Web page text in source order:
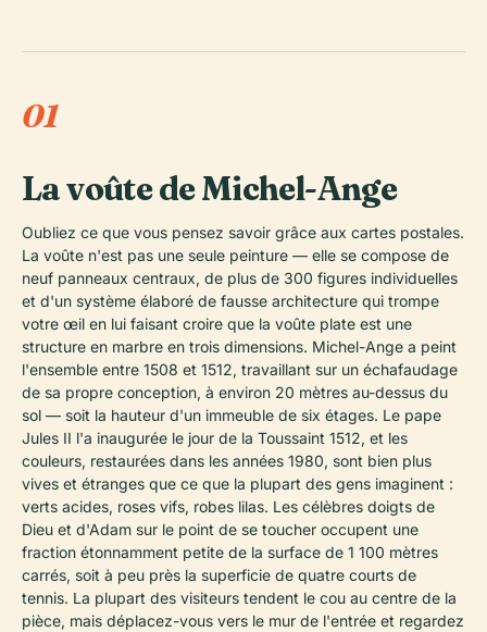
01
La voûte de Michel-Ange
Oubliez ce que vous pensez savoir grâce aux cartes postales.
La voûte n'est pas une seule peinture — elle se compose de
neuf panneaux centraux, de plus de 300 figures individuelles
et d'un système élaboré de fausse architecture qui trompe
votre œil en lui faisant croire que la voûte plate est une
structure en marbre en trois dimensions. Michel-Ange a peint
l'ensemble entre 1508 et 1512, travaillant sur un échafaudage
de sa propre conception, à environ 20 mètres au-dessus du
sol — soit la hauteur d'un immeuble de six étages. Le pape
Jules II l'a inaugurée le jour de la Toussaint 1512, et les
couleurs, restaurées dans les années 1980, sont bien plus
vives et étranges que ce que la plupart des gens imaginent :
verts acides, roses vifs, robes lilas. Les célèbres doigts de
Dieu et d'Adam sur le point de se toucher occupent une
fraction étonnamment petite de la surface de 1 100 mètres
carrés, soit à peu près la superficie de quatre courts de
tennis. La plupart des visiteurs tendent le cou au centre de la
pièce, mais déplacez-vous vers le mur de l'entrée et regardez